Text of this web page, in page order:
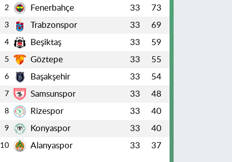
2 Fenerbahçe 33 73
3 Trabzonspor 33 69
4 Beşiktaş 33 59
5 Göztepe 33 55
6 Başakşehir 33 54
7 Samsunspor 33 48
8 Rizespor 33 40
9 Konyaspor 33 40
10 Alanyaspor 33 37